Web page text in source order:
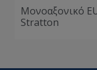
Μονοαξονικό
Stratton